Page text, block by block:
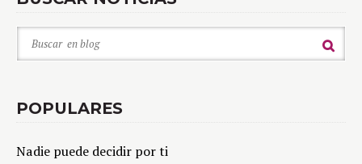
POPULARES
Nadie puede decidir por ti